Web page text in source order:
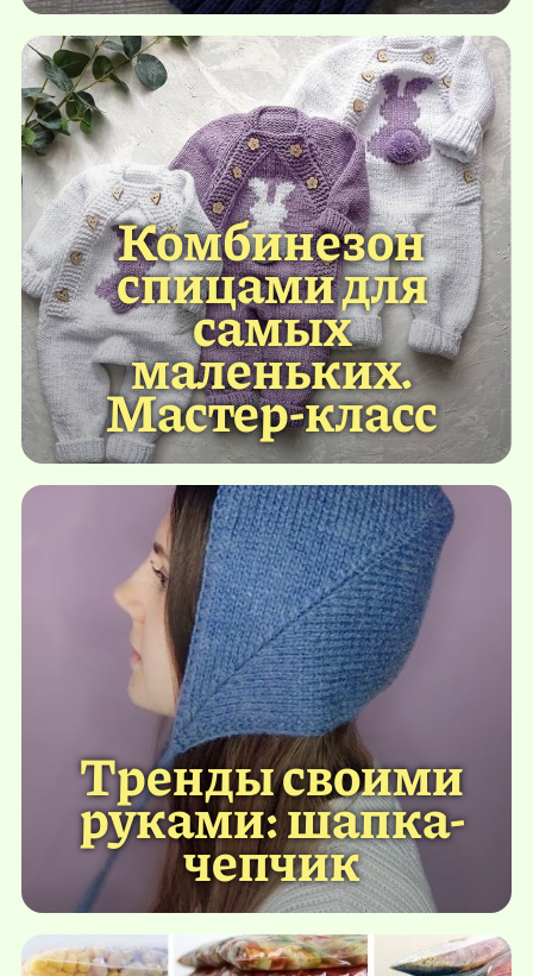
Комбинезон
спицами для
самых
маленьких.
Мастер-класс
Тренды своими
руками: шапка-
чепчик